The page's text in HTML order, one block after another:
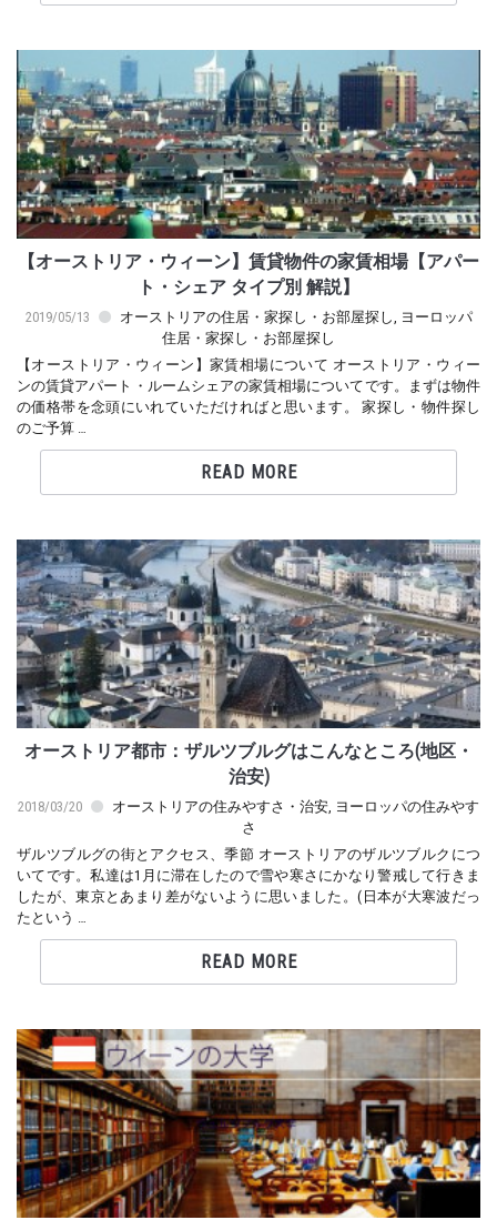
【オーストリア・ウィーン】賃貸物件の家賃相場【アパー
ト・シェア タイプ別 解説】
2019/05/13 オーストリアの住居・家探し・お部屋探し
ヨーロッパ
住居・家探し・お部屋探し
【オーストリア・ウィーン】家賃相場について オーストリア・ウィー
ンの賃貸アパート・ルームシェアの家賃相場についてです。まずは物件
の価格帯を念頭にいれていただければと思います。 家探し・物件探し
のご予算 …
READ MORE
オーストリア都市：ザルツブルグはこんなところ(地区・
治安)
2018/03/20 オーストリアの住みやすさ・治安 ヨーロッパの住みやす
さ
ザルツブルグの街とアクセス、季節 オーストリアのザルツブルクにつ
いてです。私達は1月に滞在したので雪や寒さにかなり警戒して行きま
したが、東京とあまり差がないように思いました。(日本が大寒波だっ
たという …
READ MORE